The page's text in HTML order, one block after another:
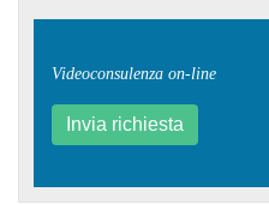
Videoconsulenza on-line
Invia richiesta